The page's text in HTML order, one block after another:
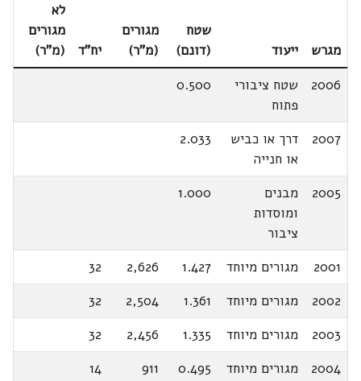
מגרש ייעוד
שטח
(דונם)
מגורים
(מ"ר)
יח"ד
לא
מגורים
(מ"ר)
2006
שטח ציבורי
פתוח
0.500
2007
דרך או כביש
או חנייה
2.033
2005
מבנים
ומוסדות
ציבור
1.000
2001 מגורים מיוחד 1.427
2,626
32
2002
מגורים מיוחד 1.361
2,504
32
2003
מגורים מיוחד 1.335
2,456
32
2004
מגורים מיוחד 0.495
911
14